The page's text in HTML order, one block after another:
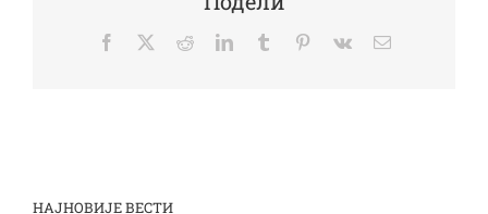
Facebook
TwitterRedditLinkedInTumblr Pinterest
Vk Email
НАЈНОВИЈЕ ВЕСТИ